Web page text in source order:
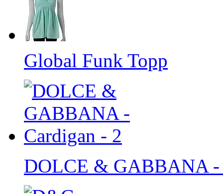
Global Funk Topp
DOLCE & GABBANA -